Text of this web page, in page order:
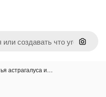
Поиск
астрагалуса и…